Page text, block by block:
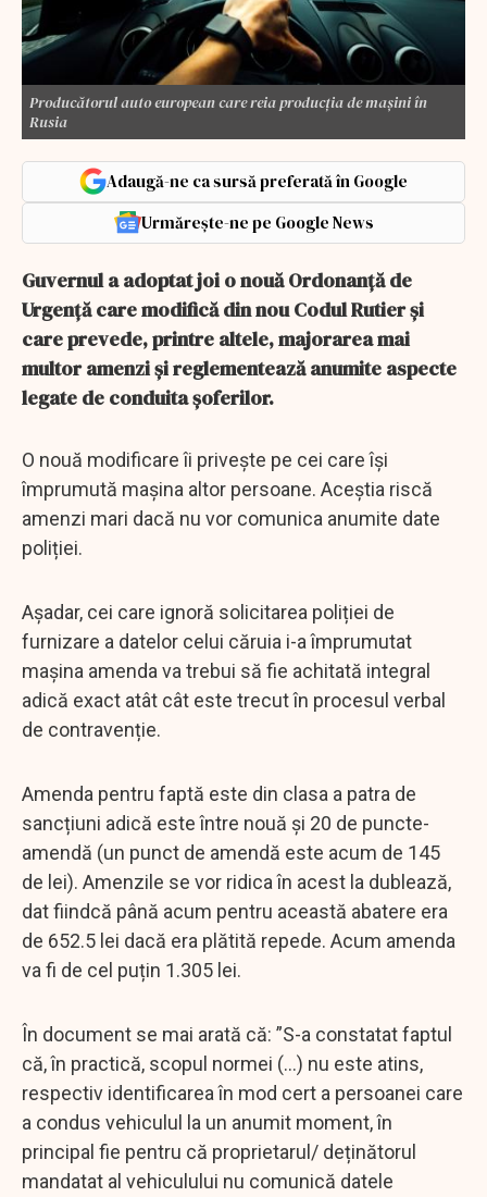
Producătorul auto european care reia producția de mașini în
Rusia
Adaugă-ne ca sursă preferată în Google
Urmărește-ne pe Google News
Guvernul a adoptat joi o nouă Ordonanță de
Urgență care modifică din nou Codul Rutier și
care prevede, printre altele, majorarea mai
multor amenzi și reglementează anumite aspecte
legate de conduita șoferilor.
O nouă modificare îi privește pe cei care își
împrumută mașina altor persoane. Aceștia riscă
amenzi mari dacă nu vor comunica anumite date
poliției.
Așadar, cei care ignoră solicitarea poliției de
furnizare a datelor celui căruia i-a împrumutat
mașina amenda va trebui să fie achitată integral
adică exact atât cât este trecut în procesul verbal
de contravenție.
Amenda pentru faptă este din clasa a patra de
sancțiuni adică este între nouă și 20 de puncte-
amendă (un punct de amendă este acum de 145
de lei). Amenzile se vor ridica în acest la dublează,
dat fiindcă până acum pentru această abatere era
de 652.5 lei dacă era plătită repede. Acum amenda
va fi de cel puțin 1.305 lei.
În document se mai arată că: ”S-a constatat faptul
că, în practică, scopul normei (...) nu este atins,
respectiv identificarea în mod cert a persoanei care
a condus vehiculul la un anumit moment, în
principal fie pentru că proprietarul/ deținătorul
mandatat al vehiculului nu comunică datele